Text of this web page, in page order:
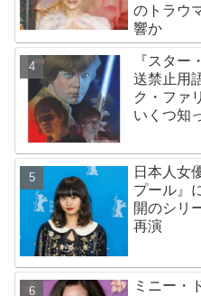
のトラウ
響か
『スター
送禁止用
ク・ファ
いくつ知
日本人女
プール』
開のシリ
再演
ミニー・